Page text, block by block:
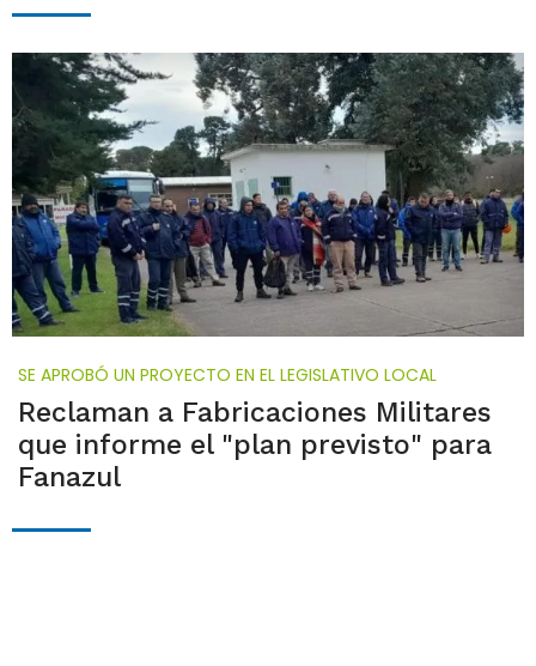
SE APROBÓ UN PROYECTO EN EL LEGISLATIVO LOCAL
Reclaman a Fabricaciones Militares
que informe el "plan previsto" para
Fanazul